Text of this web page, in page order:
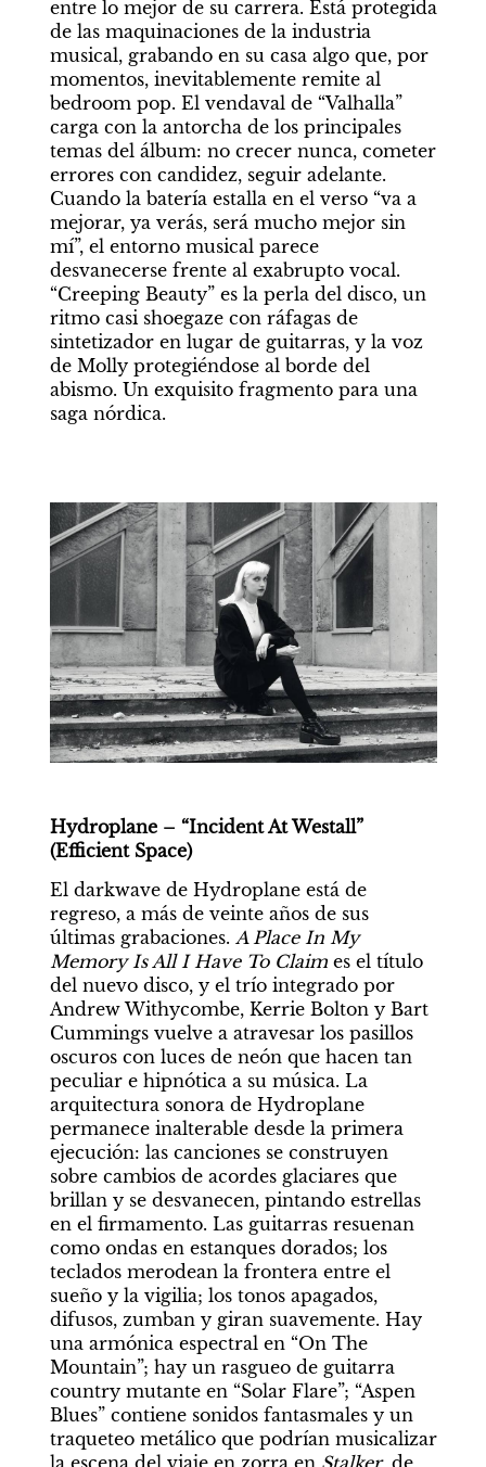
entre lo mejor de su carrera. Está protegida
de las maquinaciones de la industria
musical, grabando en su casa algo que, por
momentos, inevitablemente remite al
bedroom pop. El vendaval de “Valhalla”
carga con la antorcha de los principales
temas del álbum: no crecer nunca, cometer
errores con candidez, seguir adelante.
Cuando la batería estalla en el verso “va a
mejorar, ya verás, será mucho mejor sin
mí”, el entorno musical parece
desvanecerse frente al exabrupto vocal.
“Creeping Beauty” es la perla del disco, un
ritmo casi shoegaze con ráfagas de
sintetizador en lugar de guitarras, y la voz
de Molly protegiéndose al borde del
abismo. Un exquisito fragmento para una
saga nórdica.
Hydroplane – “Incident At Westall”
(Efficient Space)
El darkwave de Hydroplane está de
regreso, a más de veinte años de sus
últimas grabaciones. A Place In My
Memory Is All I Have To Claim es el título
del nuevo disco, y el trío integrado por
Andrew Withycombe, Kerrie Bolton y Bart
Cummings vuelve a atravesar los pasillos
oscuros con luces de neón que hacen tan
peculiar e hipnótica a su música. La
arquitectura sonora de Hydroplane
permanece inalterable desde la primera
ejecución: las canciones se construyen
sobre cambios de acordes glaciares que
brillan y se desvanecen, pintando estrellas
en el firmamento. Las guitarras resuenan
como ondas en estanques dorados; los
teclados merodean la frontera entre el
sueño y la vigilia; los tonos apagados,
difusos, zumban y giran suavemente. Hay
una armónica espectral en “On The
Mountain”; hay un rasgueo de guitarra
country mutante en “Solar Flare”; “Aspen
Blues” contiene sonidos fantasmales y un
traqueteo metálico que podrían musicalizar